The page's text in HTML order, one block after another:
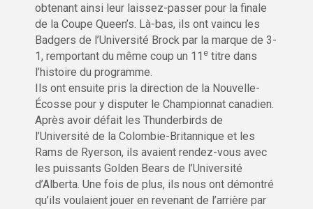
obtenant ainsi leur laissez-passer pour la finale
de la Coupe Queen’s. Là-bas, ils ont vaincu les
Badgers de l’Université Brock par la marque de 3-
1, remportant du même coup un 11 e titre dans
l’histoire du programme.
Ils ont ensuite pris la direction de la Nouvelle-
Écosse pour y disputer le Championnat canadien.
Après avoir défait les Thunderbirds de
l’Université de la Colombie-Britannique et les
Rams de Ryerson, ils avaient rendez-vous avec
les puissants Golden Bears de l’Université
d’Alberta. Une fois de plus, ils nous ont démontré
qu’ils voulaient jouer en revenant de l’arrière par